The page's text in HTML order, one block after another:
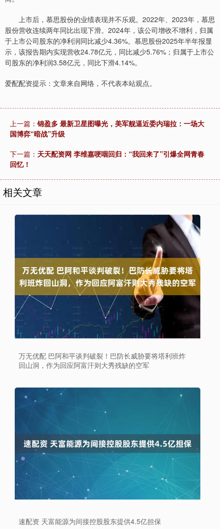
上市后，慕思股份的业绩表现并不乐观。2022年、2023年，慕思
股份营收连续两年同比出现下滑。2024年，该公司增收不增利，归属
于上市公司股东的净利润同比减少4.36%。慕思股份2025年半年报显
示，该报告期内实现营收24.78亿元，同比减少5.76%；归属于上市公
司股东的净利润3.58亿元，同比下滑4.14%。
爱配配资提示：文章来自网络，不代表本站观点。
上一篇： 锦盈多 最新卫星图曝光，美军舰逼近委内瑞拉：一场大
国博弈“暗战”升级
下一篇： 天天配资网 李维嘉哽咽回归：“我回来了”引爆全网青春
回忆！
相关文章
万无优配 巴阿和平谈判破裂！巴防长威胁要将塔利班炸
回山洞，作为回应阿富汗则大秀残缺的空军
速配资 天富能源为间接控股股东提供4.5亿担保